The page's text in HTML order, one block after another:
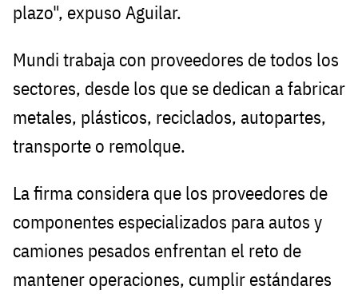
plazo", expuso Aguilar.
Mundi trabaja con proveedores de todos los
sectores, desde los que se dedican a fabricar
metales, plásticos, reciclados, autopartes,
transporte o remolque.
La firma considera que los proveedores de
componentes especializados para autos y
camiones pesados enfrentan el reto de
mantener operaciones, cumplir estándares